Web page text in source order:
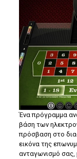
Ένα πρόγραμμα
βάση των
πρόσβαση στο
εικόνα της
ανταγωνισμό